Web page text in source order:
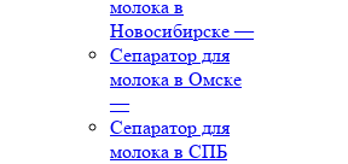
молока в
Новосибирске —
Сепаратор для
молока в Омске
—
Сепаратор для
молока в СПБ